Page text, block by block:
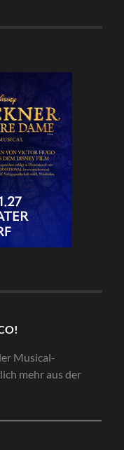
Musical-
mehr aus der